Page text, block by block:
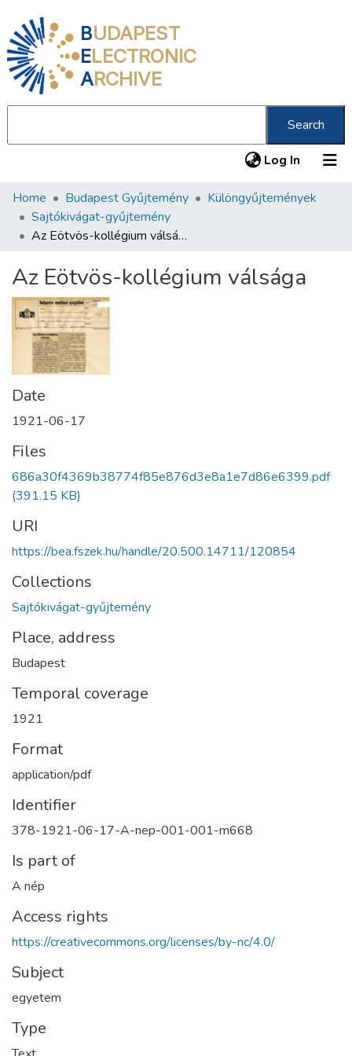
BUDAPEST
ELECTRONIC
ARCHIVE
Search
Log In (current)
Communities & Collections
All of DSpace
About us
Home Budapest Gyűjtemény
Különgyűjtemények
Sajtókivágat-gyűjtemény
Az Eötvös-kollégium válsága
Az Eötvös-kollégium válsága
Date
1921-06-17
Files
686a30f4369b38774f85e876d3e8a1e7d86e6399.pdf
(391.15 KB)
URI
https://bea.fszek.hu/handle/20.500.14711/120854
Collections
Sajtókivágat-gyűjtemény
Place, address
Budapest
Temporal coverage
1921
Format
application/pdf
Identifier
378-1921-06-17-A-nep-001-001-m668
Is part of
A nép
Access rights
https://creativecommons.org/licenses/by-nc/4.0/
Subject
egyetem
Type